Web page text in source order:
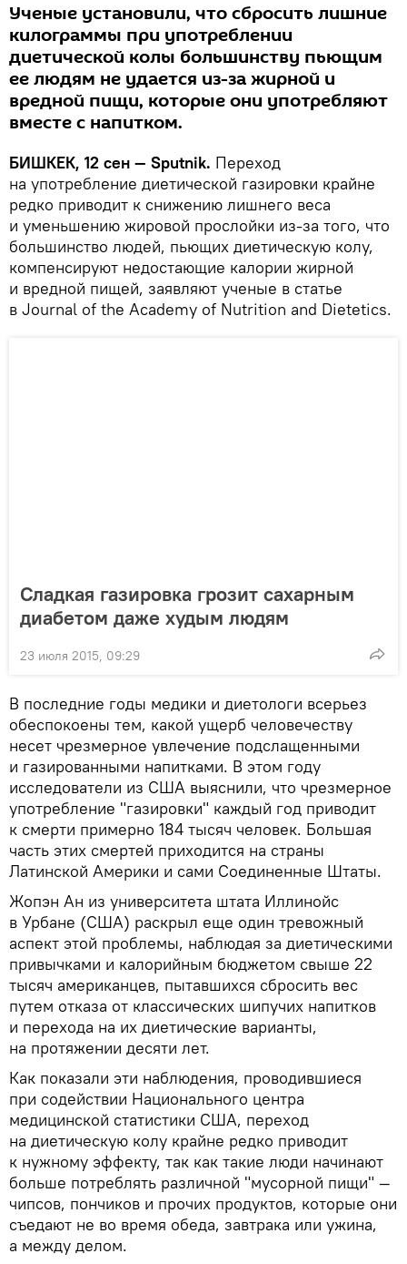
Ученые установили, что сбросить лишние
килограммы при употреблении
диетической колы большинству пьющим
ее людям не удается из-за жирной и
вредной пищи, которые они употребляют
вместе с напитком.
БИШКЕК, 12 сен — Sputnik. Переход
на употребление диетической газировки крайне
редко приводит к снижению лишнего веса
и уменьшению жировой прослойки из-за того, что
большинство людей, пьющих диетическую колу,
компенсируют недостающие калории жирной
и вредной пищей, заявляют ученые в статье
в Journal of the Academy of Nutrition and Dietetics.
Сладкая газировка грозит сахарным
диабетом даже худым людям
23 июля 2015, 09:29
В последние годы медики и диетологи всерьез
обеспокоены тем, какой ущерб человечеству
несет чрезмерное увлечение подслащенными
и газированными напитками. В этом году
исследователи из США выяснили, что чрезмерное
употребление "газировки" каждый год приводит
к смерти примерно 184 тысяч человек. Большая
часть этих смертей приходится на страны
Латинской Америки и сами Соединенные Штаты.
Жопэн Ан из университета штата Иллинойс
в Урбане (США) раскрыл еще один тревожный
аспект этой проблемы, наблюдая за диетическими
привычками и калорийным бюджетом свыше 22
тысяч американцев, пытавшихся сбросить вес
путем отказа от классических шипучих напитков
и перехода на их диетические варианты,
на протяжении десяти лет.
Как показали эти наблюдения, проводившиеся
при содействии Национального центра
медицинской статистики США, переход
на диетическую колу крайне редко приводит
к нужному эффекту, так как такие люди начинают
больше потреблять различной "мусорной пищи" —
чипсов, пончиков и прочих продуктов, которые они
съедают не во время обеда, завтрака или ужина,
а между делом.